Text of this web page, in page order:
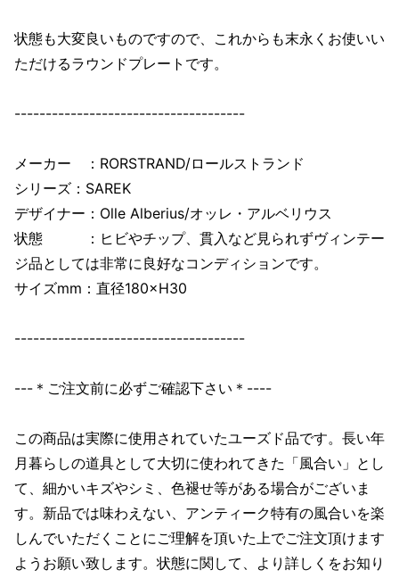
状態も大変良いものですので、これからも末永くお使いい
ただけるラウンドプレートです。
-------------------------------------
メーカー ：RORSTRAND/ロールストランド
シリーズ：SAREK
デザイナー：Olle Alberius/オッレ・アルベリウス
状態 ：ヒビやチップ、貫入など見られずヴィンテー
ジ品としては非常に良好なコンディションです。
サイズmm：直径180×H30
-------------------------------------
---＊ご注文前に必ずご確認下さい＊----
この商品は実際に使用されていたユーズド品です。長い年
月暮らしの道具として大切に使われてきた「風合い」とし
て、細かいキズやシミ、色褪せ等がある場合がございま
す。新品では味わえない、アンティーク特有の風合いを楽
しんでいただくことにご理解を頂いた上でご注文頂けます
ようお願い致します。状態に関して、より詳しくをお知り